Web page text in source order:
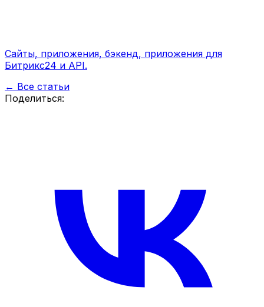
Сайты, приложения, бэкенд, приложения для
Битрикс24 и API.
← Все статьи
Поделиться: